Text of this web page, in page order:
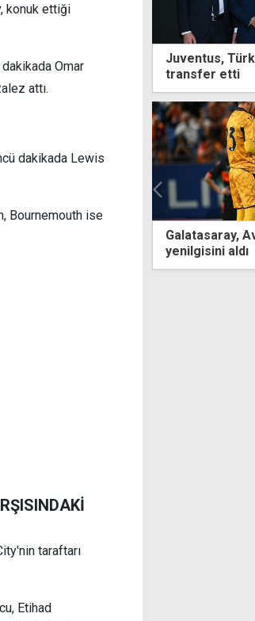
konuk ettiği
Omar
attı.
dakikada Lewis
Bournemouth ise
taraftarı
Etihad
Juventus,
transfer etti
turundaki